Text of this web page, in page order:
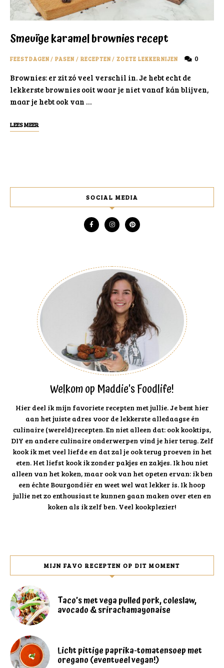
Smeuïge karamel brownies recept
FEESTDAGEN/ PASEN / RECEPTEN/ ZOETE LEKKERNIJEN 0
Brownies: er zit zó veel verschil in. Je hebt echt de
lekkerste brownies ooit waar je niet vanaf kán blijven,
maar je hebt ook van …
LEES MEER
SOCIAL MEDIA
Welkom op Maddie's Foodlife!
Hier deel ik mijn favoriete recepten met jullie. Je bent hier
aan het juiste adres voor de lekkerste alledaagse én
culinaire (wereld)recepten. En niet alleen dat: ook kooktips,
DIY en andere culinaire onderwerpen vind je hier terug. Zelf
kook ik met veel liefde en dat zal je ook terug proeven in het
eten. Het liefst kook ik zonder pakjes en zakjes. Ik hou niet
alleen van het koken, maar ook van het opeten ervan: ik ben
een échte Bourgondiër en weet wel wat lekker is. Ik hoop
jullie net zo enthousiast te kunnen gaan maken over eten en
koken als ik zelf ben. Veel kookplezier!
MIJN FAVO RECEPTEN OP DIT MOMENT
Taco’s met vega pulled pork, coleslaw,
avocado & srirachamayonaise
Licht pittige paprika-tomatensoep met
oregano (eventueel vegan!)